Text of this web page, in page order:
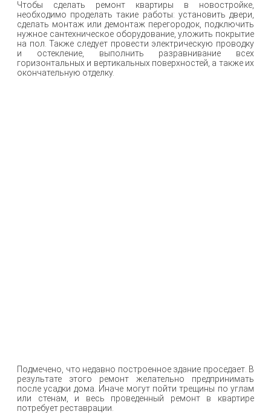
Чтобы сделать ремонт квартиры в новостройке,
необходимо проделать такие работы: установить двери,
сделать монтаж или демонтаж перегородок, подключить
нужное сантехническое оборудование, уложить покрытие
на пол. Также следует провести электрическую проводку
и остекление, выполнить разравнивание всех
горизонтальных и вертикальных поверхностей, а также их
окончательную отделку.
Подмечено, что недавно построенное здание проседает. В
результате этого ремонт желательно предпринимать
после усадки дома. Иначе могут пойти трещины по углам
или стенам, и весь проведенный ремонт в квартире
потребует реставрации.